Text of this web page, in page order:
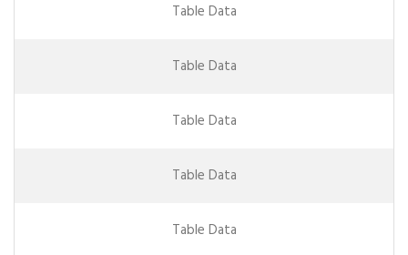
Table Data
Table Data
Table Data
Table Data
Table Data